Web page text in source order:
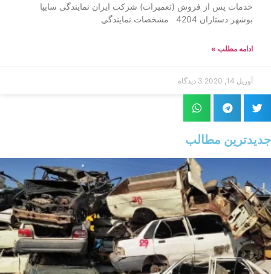
خدمات پس از فروش (تعمیرات) شرکت ایران نمایندگی سایپا
بوشهر دستاران 4204 مشخصات نمايندگي
ادامه مطلب »
آوریل 14, 2020 3 دیدگاه
جدیدترین مطالب